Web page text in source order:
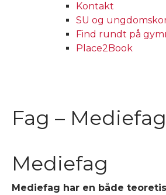
Kontakt
SU og
Find rundt på
Place2Book
Fag –
Mediefag
Mediefag har en både